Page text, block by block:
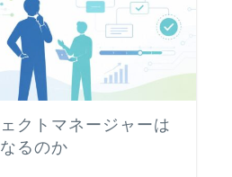
クトマネージャーは
るのか